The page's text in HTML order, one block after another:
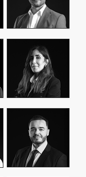
AMIN FARES
GENERAL
MANAGER
YASMINE MYRIAM
DIRECTOR OF
OPERATIONS –
PUBLIC RELATIONS